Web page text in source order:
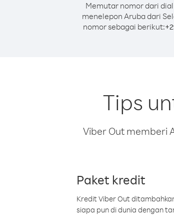
Memutar nomor dari
menelepon Aruba dari
nomor sebagai berikut:+
Tips
Viber Out memberi
Paket kredit
Kredit Viber Out
siapa pun di dunia dengan